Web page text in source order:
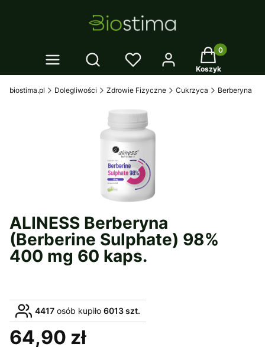
Otwórz wyszukiwarkę Twój koszyk:
Koszyk
biostima.pl Dolegliwości Zdrowie Fizyczne Cukrzyca Berberyna
ALINESS Berberyna
(Berberine Sulphate) 98%
400 mg 60 kaps.
4417 osób kupiło 6013 szt.
Cena
64,90 zł